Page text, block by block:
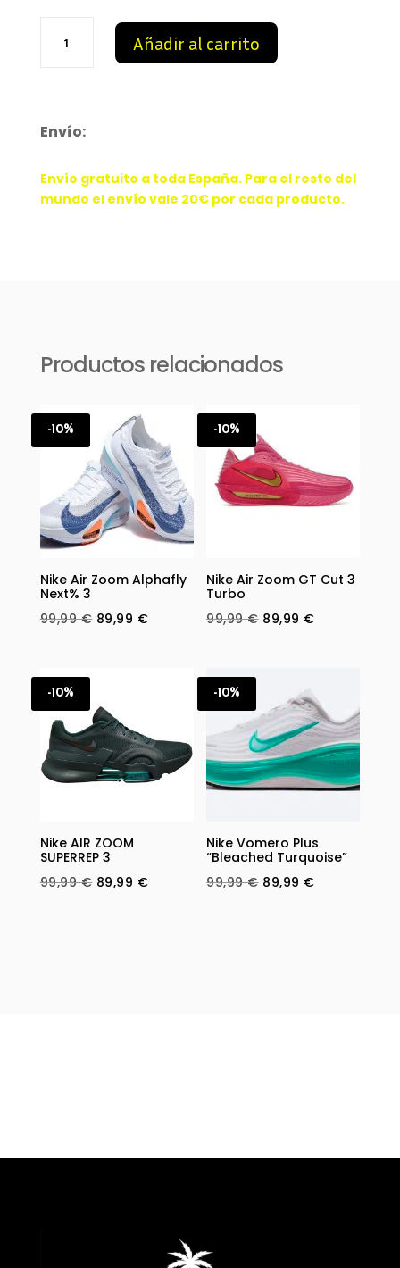
Añadir al carrito
Envío:
Envío gratuito a toda España. Para el resto del
mundo el envío vale 20€ por cada producto.
Productos relacionados
-10%
Nike Air Zoom Alphafly
Next% 3
99,99€ Original
89,99 €Current
-10%
Nike Air Zoom GT Cut 3
Turbo
99,99€ Original
89,99 €Current
-10%
Nike AIR ZOOM
SUPERREP 3
99,99€ Original
89,99 €Current
-10%
Nike Vomero Plus
“Bleached Turquoise”
99,99€ Original
89,99 €Current